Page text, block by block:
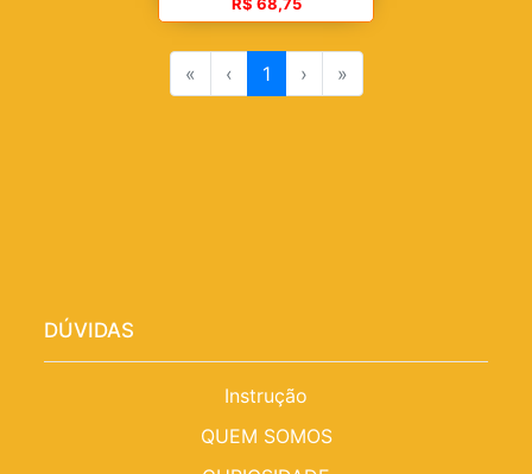
R$ 68,75
« ‹ 1 › »
DÚVIDAS
Instrução
QUEM SOMOS